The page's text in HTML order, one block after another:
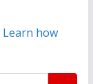
Learn how